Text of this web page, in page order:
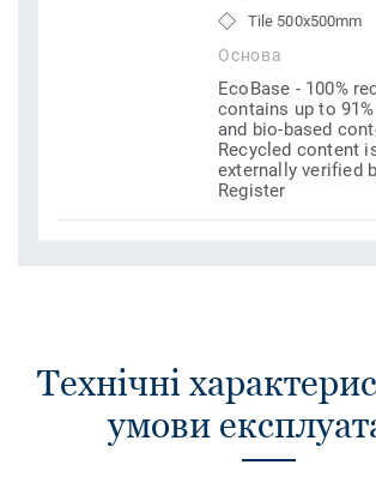
Tile 500x500mm
Основа
EcoBase - 100%
contains up to
and bio-based
Recycled content
externally verified
Register
Технічні
умови